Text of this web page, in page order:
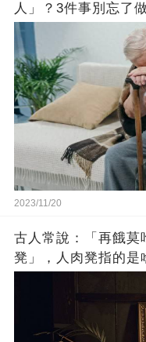
人」？3件事別忘了做
2023/11/20
古人常說：「再餓莫
凳」，人肉凳指的是